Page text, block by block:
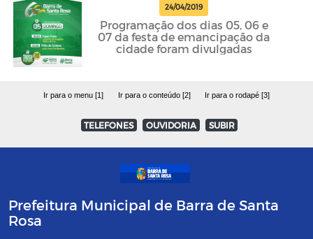
24/04/2019
Programação dos dias 05, 06 e
07 da festa de emancipação da
cidade foram divulgadas
Ir para o menu [1] Ir para o conteúdo [2] Ir para o rodapé [3]
TELEFONES OUVIDORIA SUBIR
Prefeitura Municipal de Barra de Santa
Rosa